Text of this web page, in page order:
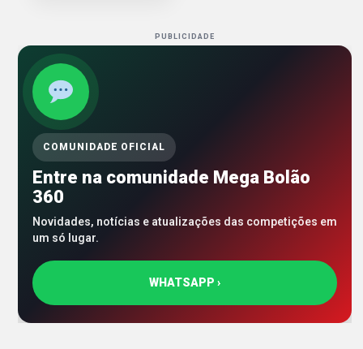
PUBLICIDADE
COMUNIDADE OFICIAL
Entre na comunidade Mega Bolão
360
Novidades, notícias e atualizações das competições em
um só lugar.
WHATSAPP ›